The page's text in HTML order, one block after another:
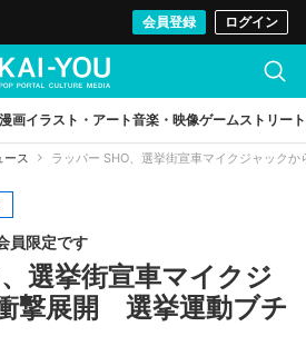
会員登録 ログイン
画イラスト・アート音楽・映像ゲームストリート
ース ラッパー SHO、選挙街宣車マイクジャック
員限定です
選挙街宣車マイクジ
撃展開 選挙運動ブチ